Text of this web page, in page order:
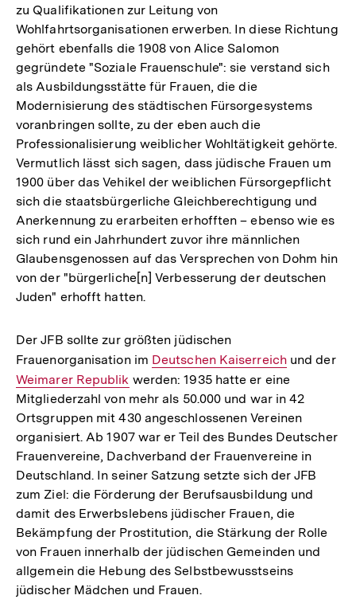
zu Qualifikationen zur Leitung von
Wohlfahrtsorganisationen erwerben. In diese Richtung
gehört ebenfalls die 1908 von Alice Salomon
gegründete "Soziale Frauenschule": sie verstand sich
als Ausbildungsstätte für Frauen, die die
Modernisierung des städtischen Fürsorgesystems
voranbringen sollte, zu der eben auch die
Professionalisierung weiblicher Wohltätigkeit gehörte.
Vermutlich lässt sich sagen, dass jüdische Frauen um
1900 über das Vehikel der weiblichen Fürsorgepflicht
sich die staatsbürgerliche Gleichberechtigung und
Anerkennung zu erarbeiten erhofften – ebenso wie es
sich rund ein Jahrhundert zuvor ihre männlichen
Glaubensgenossen auf das Versprechen von Dohm hin
von der "bürgerliche[n] Verbesserung der deutschen
Juden" erhofft hatten.
Der JFB sollte zur größten jüdischen
Frauenorganisation im Interner
Link:
Deutschen Kaiserreichund der
Weimarer Republik werden: 1935 hatte er eine
Mitgliederzahl von mehr als 50.000 und war in 42
Ortsgruppen mit 430 angeschlossenen Vereinen
organisiert. Ab 1907 war er Teil des Bundes Deutscher
Frauenvereine, Dachverband der Frauenvereine in
Deutschland. In seiner Satzung setzte sich der JFB
zum Ziel: die Förderung der Berufsausbildung und
damit des Erwerbslebens jüdischer Frauen, die
Bekämpfung der Prostitution, die Stärkung der Rolle
von Frauen innerhalb der jüdischen Gemeinden und
allgemein die Hebung des Selbstbewusstseins
jüdischer Mädchen und Frauen.